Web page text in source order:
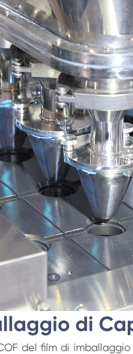
di
del film di